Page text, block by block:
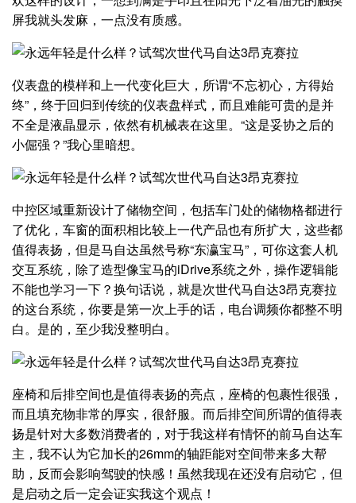
屏我就头发麻，一点没有质感。
仪表盘的模样和上一代变化巨大，所谓“不忘初心，方得始
终”，终于回归到传统的仪表盘样式，而且难能可贵的是并
不全是液晶显示，依然有机械表在这里。“这是妥协之后的
小倔强？”我心里暗想。
中控区域重新设计了储物空间，包括车门处的储物格都进行
了优化，车窗的面积相比较上一代产品也有所扩大，这些都
值得表扬，但是马自达虽然号称“东瀛宝马”，可你这套人机
交互系统，除了造型像宝马的iDrive系统之外，操作逻辑能
不能也学习一下？换句话说，就是次世代马自达3昂克赛拉
的这台系统，你要是第一次上手的话，电台调频你都整不明
白。是的，至少我没整明白。
座椅和后排空间也是值得表扬的亮点，座椅的包裹性很强，
而且填充物非常的厚实，很舒服。而后排空间所谓的值得表
扬是针对大多数消费者的，对于我这样有情怀的前马自达车
主，我不认为它加长的26mm的轴距能对空间带来多大帮
助，反而会影响驾驶的快感！虽然我现在还没有启动它，但
是启动之后一定会证实我这个观点！